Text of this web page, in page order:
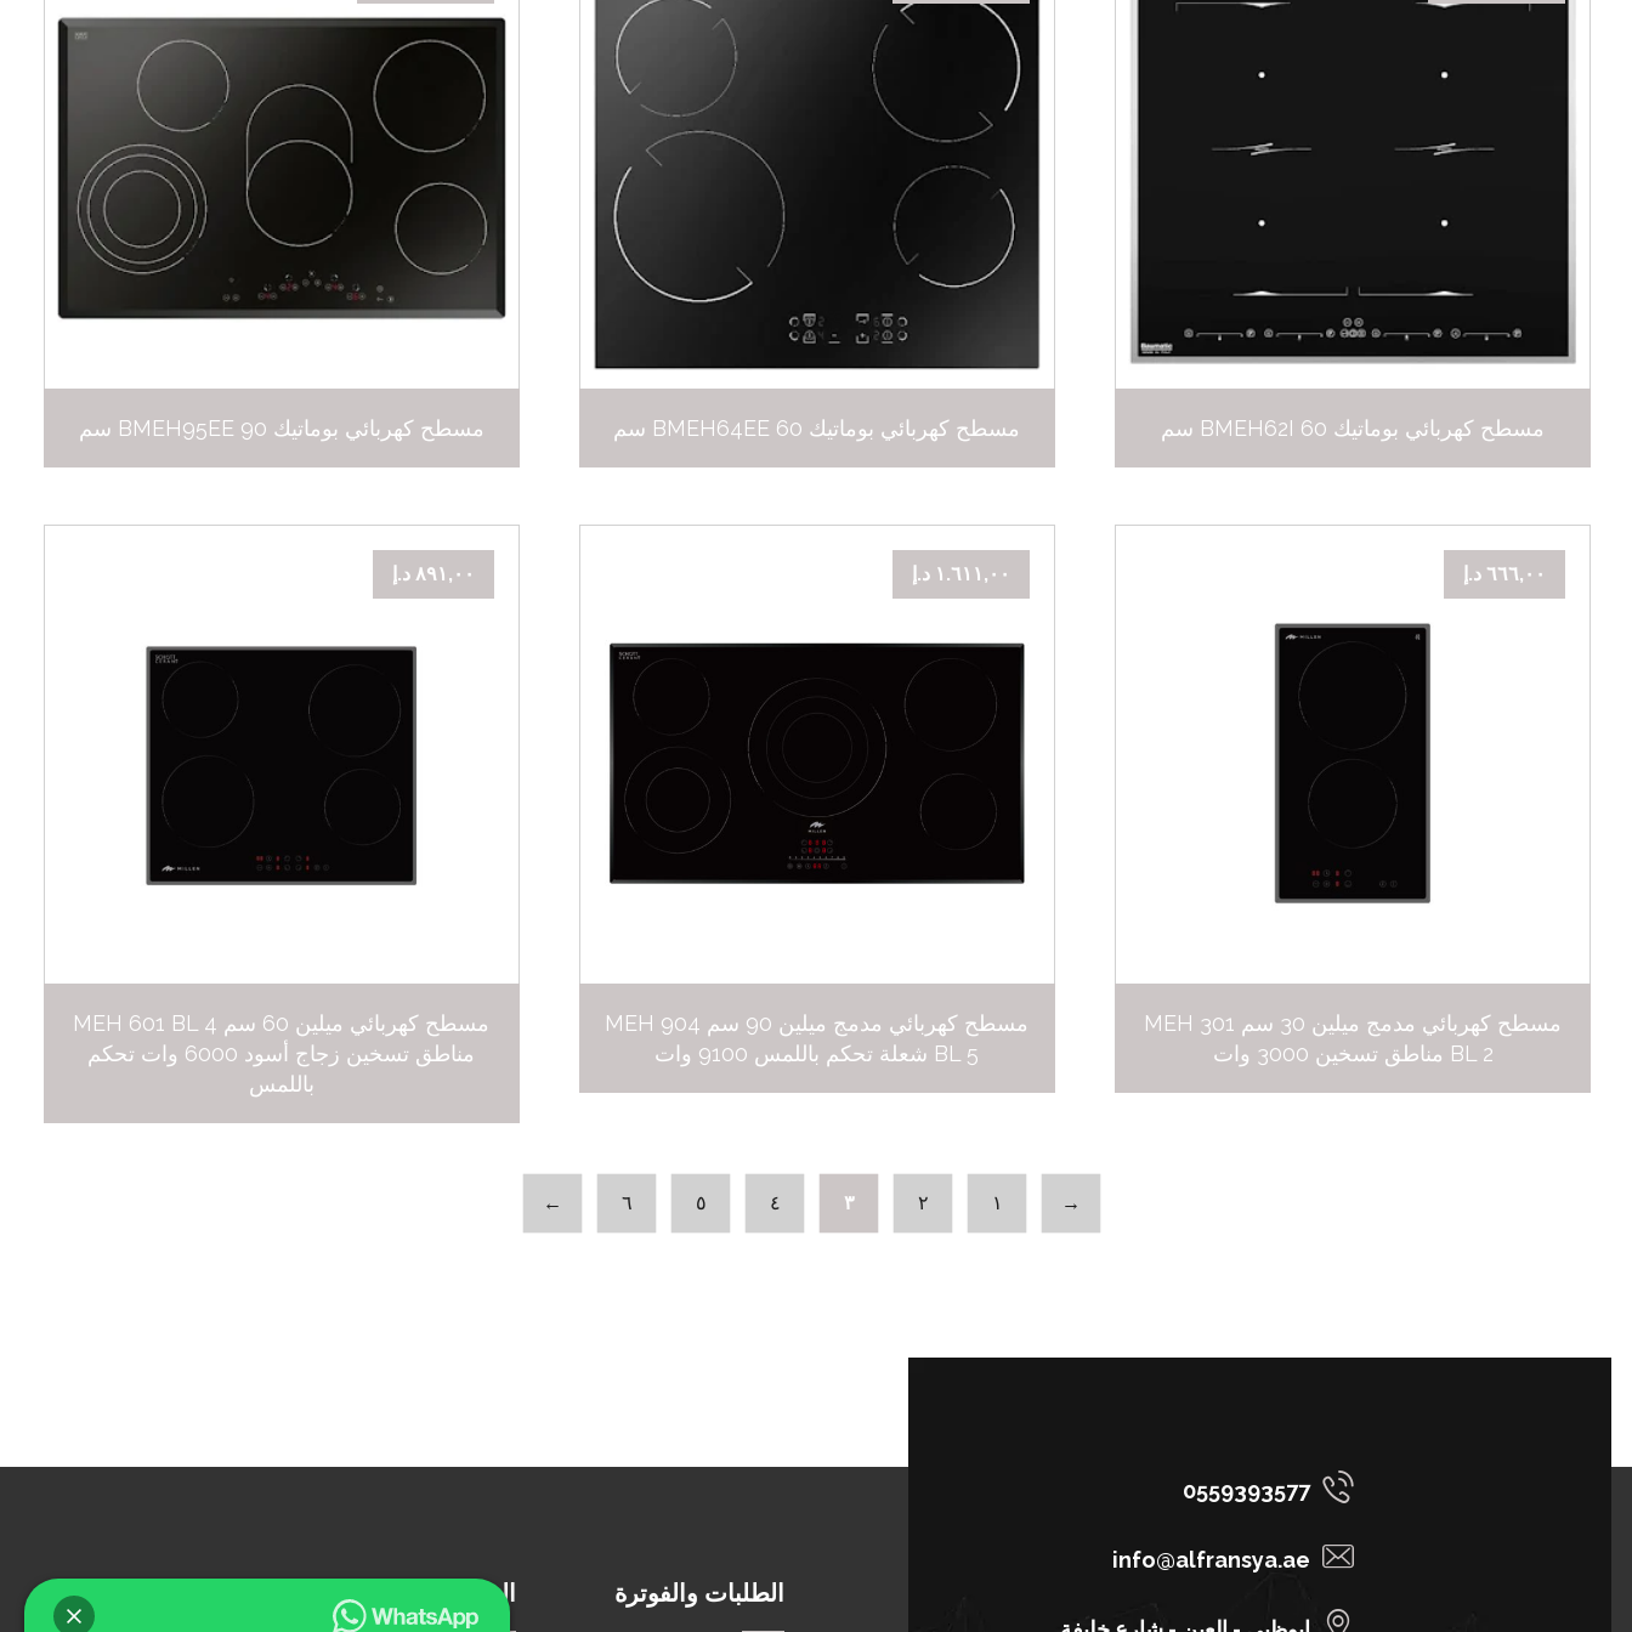
مسطح كهربائي بوماتيك BMEH62I 60 سم مسطح كهربائي بوماتيك BMEH64EE 60 سم مسطح كهربائي بوماتيك BMEH95EE 90 سم
مسطح كهربائي مدمج ميلين 30 سم MEH 301
BL 2 مناطق تسخين 3000 وات
٦٦٦,٠٠ د.إ
مسطح كهربائي مدمج ميلين 90 سم MEH 904
BL 5 شعلة تحكم باللمس 9100 وات
١.٦١١,٠٠ د.إ
مسطح كهربائي ميلين 60 سم MEH 601 BL 4
مناطق تسخين زجاج أسود 6000 وات تحكم
باللمس
٨٩١,٠٠ د.إ
→ ١ ٢ ٣ ٤ ٥ ٦ ←
0559393577
info@alfransya.ae
الطلبات والفوترة الشروط والاحكام